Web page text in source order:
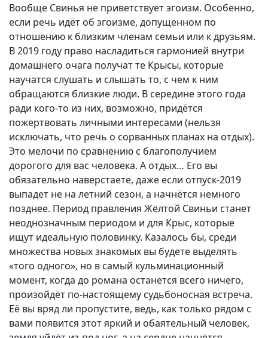
Вообще Свинья не приветствует эгоизм. Особенно,
если речь идёт об эгоизме, допущенном по
отношению к близким членам семьи или к друзьям.
В 2019 году право насладиться гармонией внутри
домашнего очага получат те Крысы, которые
научатся слушать и слышать то, с чем к ним
обращаются близкие люди. В середине этого года
ради кого-то из них, возможно, придётся
пожертвовать личными интересами (нельзя
исключать, что речь о сорванных планах на отдых).
Это мелочи по сравнению с благополучием
дорогого для вас человека. А отдых… Его вы
обязательно наверстаете, даже если отпуск-2019
выпадет не на летний сезон, а начнётся немного
позднее. Период правления Жёлтой Свиньи станет
неоднозначным периодом и для Крыс, которые
ищут идеальную половинку. Казалось бы, среди
множества новых знакомых вы будете выделять
«того одного», но в самый кульминационный
момент, когда до романа останется всего ничего,
произойдёт по-настоящему судьбоносная встреча.
Её вы вряд ли пропустите, ведь, как только рядом с
вами появится этот яркий и обаятельный человек,